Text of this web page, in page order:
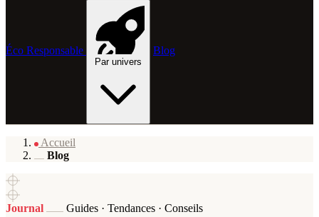
Éco Responsable
Par univers
Blog
Accueil
Blog
Journal Guides · Tendances · Conseils